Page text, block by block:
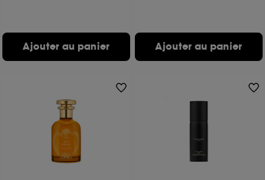
Ajouter au panier Ajouter au panier